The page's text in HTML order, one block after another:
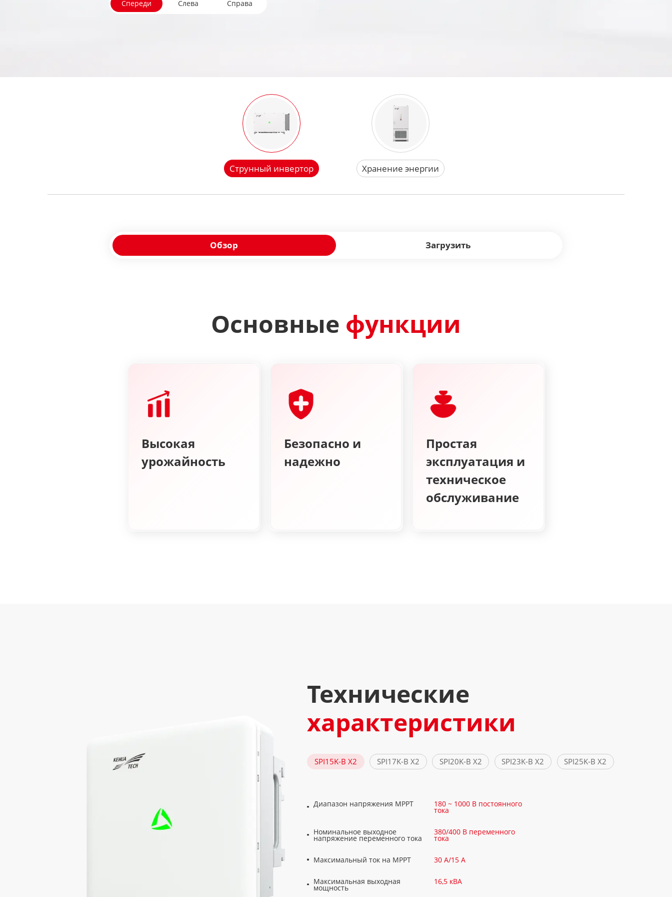
Спереди Слева Справа
Струнный инвертор Хранение энергии
Обзор Загрузить
Основные функции
Высокая
урожайность
Безопасно и
надежно
Простая
эксплуатация и
техническое
обслуживание
Технические
характеристики
SPI15K-B X2 SPI17K-B X2 SPI20K-B X2 SPI23K-B X2 SPI25K-B X2
Диапазон напряжения MPPT 180 ~ 1000 В постоянного
тока
Номинальное выходное
напряжение переменного тока
380/400 В переменного
тока
Максимальный ток на MPPT 30 А/15 А
Максимальная выходная
мощность
16,5 кВА